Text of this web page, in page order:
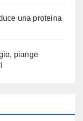
una proteina
piange